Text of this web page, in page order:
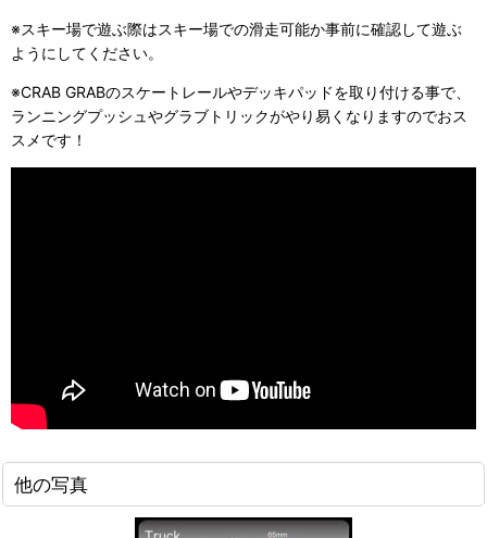
※スキー場で遊ぶ際はスキー場での滑走可能か事前に確認して遊ぶ
ようにしてください。
※CRAB GRABのスケートレールやデッキパッドを取り付ける事で、
ランニングプッシュやグラブトリックがやり易くなりますのでおス
スメです！
他の写真